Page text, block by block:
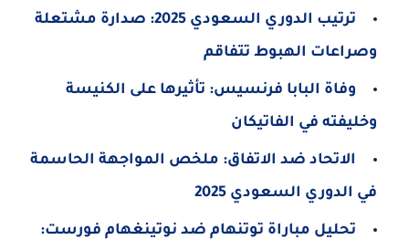
ترتيب الدوري السعودي 2025: صدارة مشتعلة
وصراعات الهبوط تتفاقم
وفاة البابا فرنسيس: تأثيرها على الكنيسة
وخليفته في الفاتيكان
الاتحاد ضد الاتفاق: ملخص المواجهة الحاسمة
في الدوري السعودي 2025
تحليل مباراة توتنهام ضد نوتينغهام فورست: